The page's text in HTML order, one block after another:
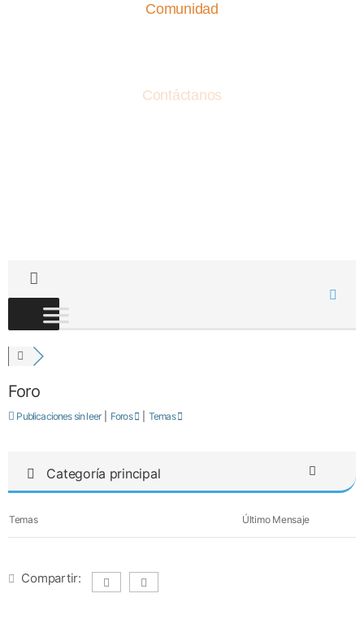
Comunidad
Contáctanos
Foro
Publicaciones sin leer Foros Temas
Categoría principal
Temas Último Mensaje
Compartir: